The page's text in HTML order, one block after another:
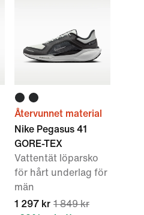
Återvunnet material
Nike Pegasus 41
GORE-TEX
Vattentät löparsko
för hårt underlag för
män
1 297 kr 1 849 kr